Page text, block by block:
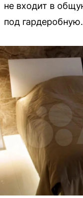
не входит в
под гардеробную.